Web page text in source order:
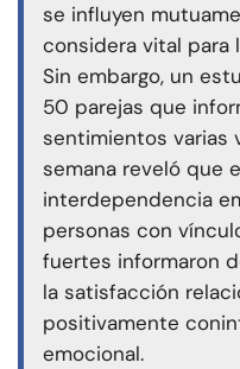
se influyen
considera vital para
Sin embargo, un
50 parejas que
sentimientos varias
semana reveló que
interdependencia
personas con
fuertes informaron
la satisfacción
positivamente con
emocional.